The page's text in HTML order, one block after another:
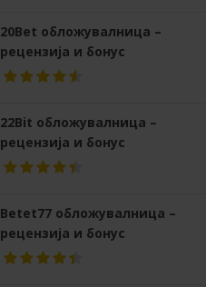
20Bet обложувалница –
рецензија и бонус
22Bit обложувалница –
рецензија и бонус
Betet77 обложувалница –
рецензија и бонус